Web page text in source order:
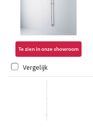
Te zien in onze showroom
Vergelijk